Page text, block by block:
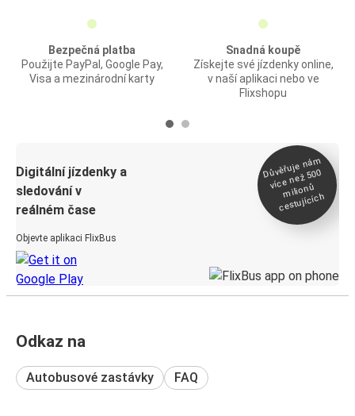
Bezpečná platba
Použijte PayPal, Google Pay,
Visa a mezinárodní karty
Snadná koupě
Získejte své jízdenky online,
v naší aplikaci nebo ve
Flixshopu
Digitální jízdenky a
sledování v
reálném čase
Objevte aplikaci FlixBus
Důvěřuje ná
m
více než 500
milionů
cestujících
Odkaz na
Autobusové zastávky FAQ